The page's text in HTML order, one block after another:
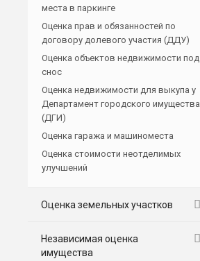
места в паркинге
Оценка прав и обязанностей по
договору долевого участия (ДДУ)
Оценка объектов недвижимости под
снос
Оценка недвижимости для выкупа у
Департамент городского имущества
(ДГИ)
Оценка гаража и машиноместа
Оценка стоимости неотделимых
улучшений
Оценка земельных участков
Независимая оценка
имущества